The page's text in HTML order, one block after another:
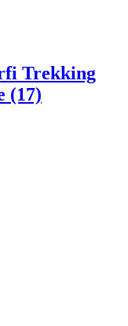
Trekking
(17)